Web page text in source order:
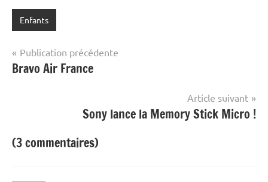
Enfants
Navigation
de
Publication précédente
Bravo Air France
Article suivant
Sony lance la Memory Stick Micro !
(3 commentaires)